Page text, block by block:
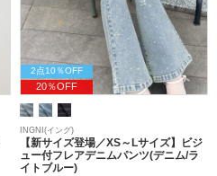
2点10％OFF
20％OFF
INGNI(イング)
【新サイズ登場／XS～Lサイズ】ビジ
ュー付フレアデニムパンツ(デニム/ラ
イトブルー)